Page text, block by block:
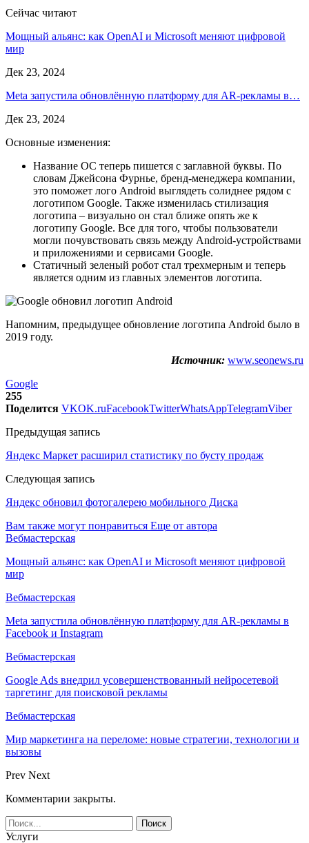
Сейчас читают
Мощный альянс: как OpenAI и Microsoft меняют цифровой
мир
Дек 23, 2024
Meta запустила обновлённую платформу для AR-рекламы в…
Дек 23, 2024
Основные изменения:
Название ОС теперь пишется с заглавной буквы. По
словам Джейсона Фурнье, бренд-менеджера компании,
это поможет лого Android выглядеть солиднее рядом с
логотипом Google. Также изменилась стилизация
логотипа – визуально он стал ближе опять же к
логотипу Google. Все для того, чтобы пользователи
могли почувствовать связь между Android-устройствами
и приложениями и сервисами Google.
Статичный зеленый робот стал трехмерным и теперь
является одним из главных элементов логотипа.
Напомним, предыдущее обновление логотипа Android было в
2019 году.
Источник: www.seonews.ru
Google
255
Поделится VKOK.ruFacebookTwitterWhatsAppTelegramViber
Предыдущая запись
Яндекс Маркет расширил статистику по бусту продаж
Следующая запись
Яндекс обновил фотогалерею мобильного Диска
Вам также могут понравиться Еще от автора
Вебмастерская
Мощный альянс: как OpenAI и Microsoft меняют цифровой
мир
Вебмастерская
Meta запустила обновлённую платформу для AR-рекламы в
Facebook и Instagram
Вебмастерская
Google Ads внедрил усовершенствованный нейросетевой
таргетинг для поисковой рекламы
Вебмастерская
Мир маркетинга на переломе: новые стратегии, технологии и
вызовы
Prev Next
Комментарии закрыты.
Услуги